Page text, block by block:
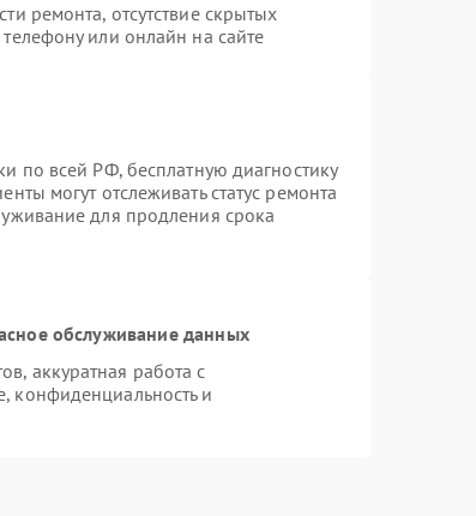
ремонта, отсутствие скрытых
или онлайн на сайте
по всей РФ, бесплатную диагностику
могут отслеживать статус ремонта
для продления срока
обслуживание данных
аккуратная работа с
конфиденциальность и